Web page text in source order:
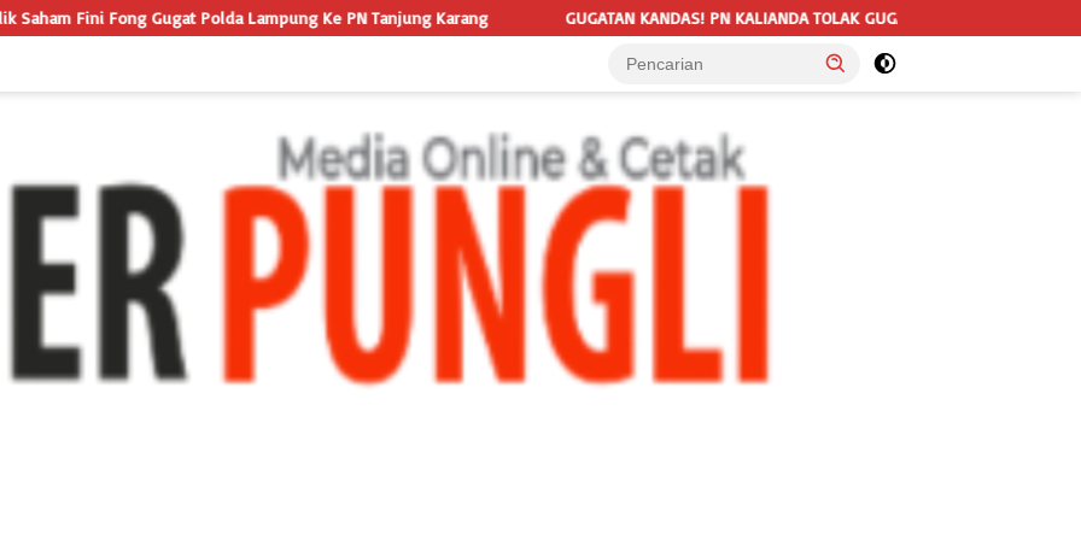
Lampung Ke PN Tanjung Karang GUGATAN KANDAS! PN KALIANDA TOLAK GUGATAN TERHADAP LSM TRIGA NUSANTARA INDONESIA